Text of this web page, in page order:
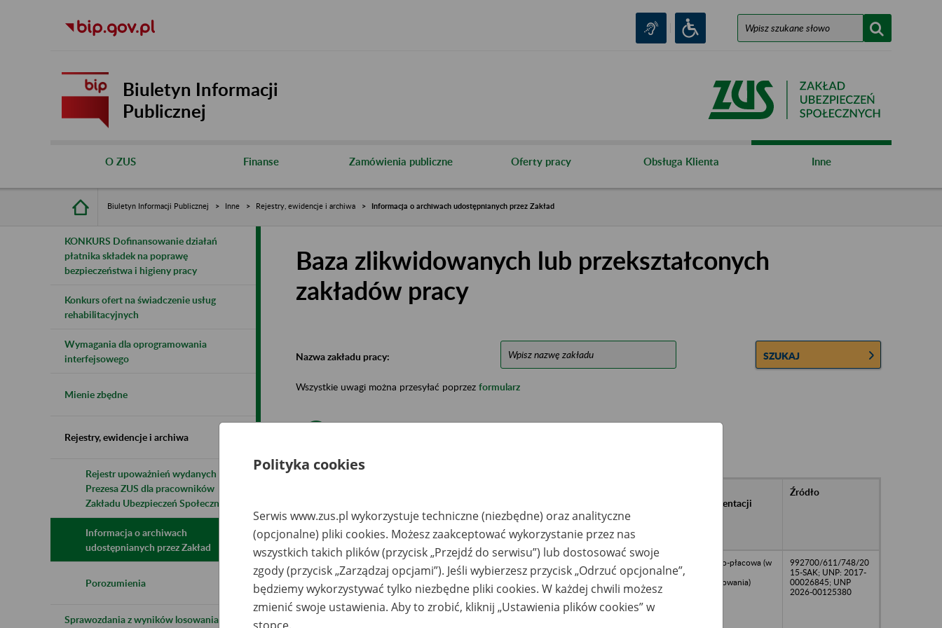
Biuletyn Informacji
Publicznej
O ZUS Finanse Zamówienia publiczne Oferty pracy Obsługa Klienta Inne
Biuletyn Informacji Publicznej Inne Rejestry, ewidencje i archiwa Informacja o archiwach udostępnianych przez Zakład
KONKURS Dofinansowanie działań
płatnika składek na poprawę
bezpieczeństwa i higieny pracy
Konkurs ofert na świadczenie usług
rehabilitacyjnych
Wymagania dla oprogramowania
interfejsowego
Mienie zbędne
Rejestry, ewidencje i archiwa
Rejestr upoważnień wydanych przez
Prezesa ZUS dla pracowników
Zakładu Ubezpieczeń Społecznych
Informacja o archiwach
udostępnianych przez Zakład
Porozumienia
Sprawozdania z wyników losowania do
Baza zlikwidowanych lub przekształconych
zakładów pracy
Nazwa zakładu pracy: SZUKAJ
Wszystkie uwagi można przesyłać poprzez formularz
zakładu pracy
dokumentów
państwowym
przechowywanej w
archiwach
państwowych
dokumentacji
Źródło
FLOYD Spółka z o.o.,
Lipkowo, pocz.
Izabeliln, ul. J.
Paschalisa
Jakubowicza
(dokumentacja w
Archiwum Państwowe
w Warszawie Oddział
Dokumentacji
Osobowej i Płacowej
w Milanówku, ul.
Stefana Okrzei 1, 05-
osobowo-płacowa (w
porządkowania)
992700/611/748/20
15-SAK; UNP: 2017-
00026845; UNP
2026-00125380
Polityka cookies
Serwis www.zus.pl wykorzystuje techniczne (niezbędne) oraz analityczne
(opcjonalne) pliki cookies. Możesz zaakceptować wykorzystanie przez nas
wszystkich takich plików (przycisk „Przejdź do serwisu”) lub dostosować swoje
zgody (przycisk „Zarządzaj opcjami”). Jeśli wybierzesz przycisk „Odrzuć opcjonalne”,
będziemy wykorzystywać tylko niezbędne pliki cookies. W każdej chwili możesz
zmienić swoje ustawienia. Aby to zrobić, kliknij „Ustawienia plików cookies” w